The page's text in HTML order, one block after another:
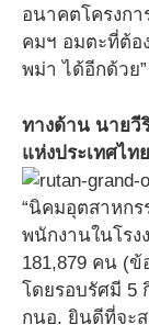
อนาคตโครงกา
คมฯ อมตะที่ต้อ
พม่า ได้อีกด้วย”
ทางด้าน นายวี
แห่งประเทศไท
“นิคมอุตสาหก
พนักงานในโรง
181,879 คน (
โดยรอบรัศมี 5
กนอ. ยินดีที่จะ